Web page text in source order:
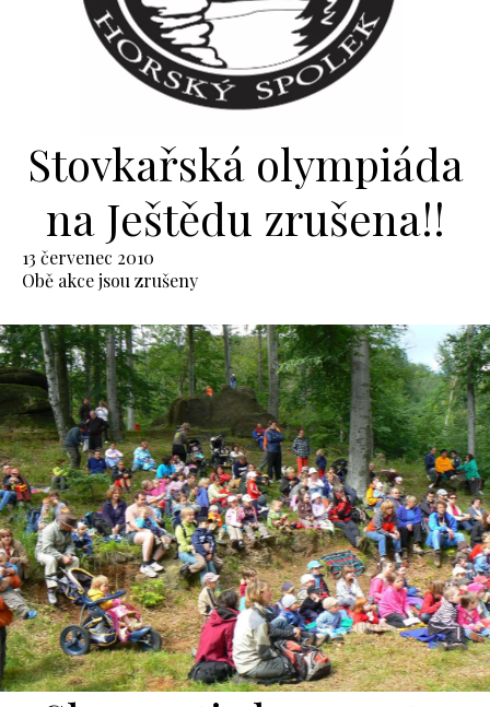
Stovkařská olympiáda
na Ještědu zrušena!!
13 červenec 2010
Obě akce jsou zrušeny